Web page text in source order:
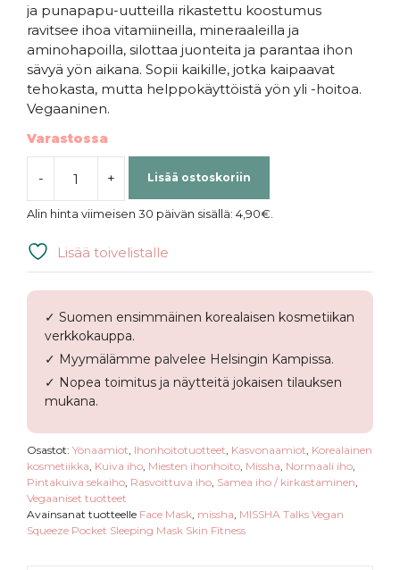
ja punapapu-uutteilla rikastettu koostumus
ravitsee ihoa vitamiineilla, mineraaleilla ja
aminohapoilla, silottaa juonteita ja parantaa ihon
sävyä yön aikana. Sopii kaikille, jotka kaipaavat
tehokasta, mutta helppokäyttöistä yön yli -hoitoa.
Vegaaninen.
Varastossa
-
MISSHA
|
Vegan
Mask
Skin
Fitness
määrä
+ Lisää ostoskoriin
Alin hinta viimeisen 30 päivän sisällä: 4,90€.
Lisää toivelistalle
✓ Suomen ensimmäinen korealaisen kosmetiikan
verkkokauppa.
✓ Myymälämme palvelee Helsingin Kampissa.
✓ Nopea toimitus ja näytteitä jokaisen tilauksen
mukana.
Osastot: Yönaamiot Ihonhoitotuotteet Kasvonaamiot Korealainen
kosmetiikka Kuiva iho Miesten ihonhoito Missha Normaali iho
Pintakuiva sekaiho Rasvoittuva iho Samea iho / kirkastaminen
Vegaaniset tuotteet
Avainsanat tuotteelle Face Mask missha MISSHA Talks Vegan
Squeeze Pocket Sleeping Mask Skin Fitness